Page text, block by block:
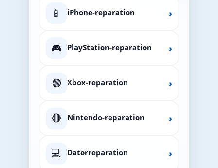
📱 iPhone-reparation ›
🎮 PlayStation-reparation ›
🟢 Xbox-reparation ›
🔴 Nintendo-reparation ›
💻 Datorreparation ›